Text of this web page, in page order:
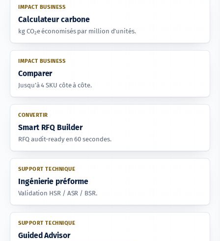
IMPACT BUSINESS
Calculateur carbone
kg CO₂e économisés par million d’unités.
IMPACT BUSINESS
Comparer
Jusqu’à 4 SKU côte à côte.
CONVERTIR
Smart RFQ Builder
RFQ audit-ready en 60 secondes.
SUPPORT TECHNIQUE
Ingénierie préforme
Validation HSR / ASR / BSR.
SUPPORT TECHNIQUE
Guided Advisor